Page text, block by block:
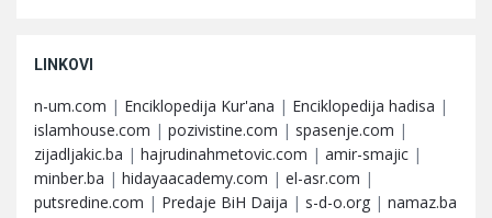
LINKOVI
n-um.com | Enciklopedija Kur'ana | Enciklopedija hadisa |
islamhouse.com | pozivistine.com | spasenje.com |
zijadljakic.ba | hajrudinahmetovic.com | amir-smajic |
minber.ba | hidayaacademy.com | el-asr.com |
putsredine.com | Predaje BiH Daija | s-d-o.org | namaz.ba